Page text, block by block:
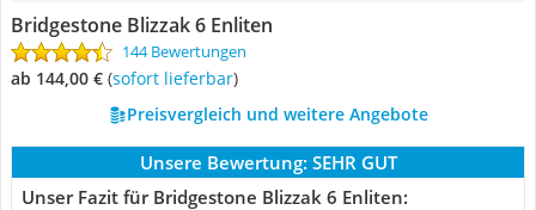
Bridgestone Blizzak 6 Enliten
144 Bewertungen
ab 144,00 € ( Sofort lieferbar)
Preisvergleich und weitere Angebote
Unsere Bewertung: SEHR GUT
Unser Fazit für Bridgestone Blizzak 6 Enliten: